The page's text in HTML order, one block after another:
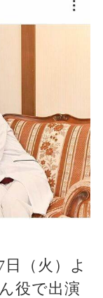
（火）よ
役で出演